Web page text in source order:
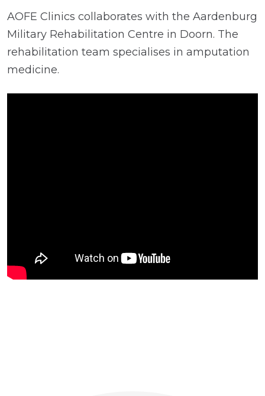
AOFE Clinics collaborates with the Aardenburg
Military Rehabilitation Centre in Doorn. The
rehabilitation team specialises in amputation
medicine.